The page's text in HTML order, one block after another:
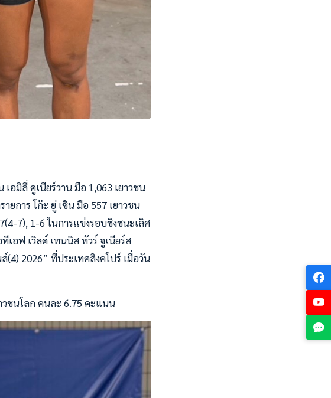
อมิลี่ คูเนียร์วาน มือ 1,063 เยาวชน
ยการ โก๊ะ ยู่ เซิน มือ 557 เยาวชน
7), 1-6 ในการแข่งรอบชิงชนะเลิศ
อฟ เวิลด์ เทนนิส ทัวร์ จูเนียร์ส
(4) 2026” ที่ประเทศสิงคโปร์ เมื่อวัน
ชนโลก คนละ 6.75 คะแนน